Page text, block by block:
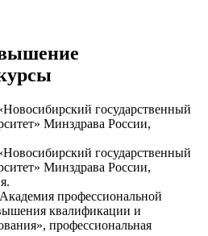
государственный
Минздрава России,
государственный
Минздрава России,
профессиональной
квалификации и
профессиональная